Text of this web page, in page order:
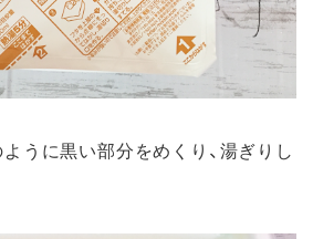
うに黒い部分をめくり、湯ぎりし